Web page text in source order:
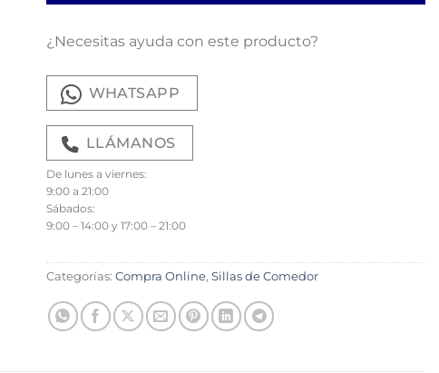
¿Necesitas ayuda con este producto?
WHATSAPP
LLÁMANOS
De lunes a viernes:
9:00 a 21:00
Sábados:
9:00 – 14:00 y 17:00 – 21:00
Categorías: Compra Online, Sillas de Comedor